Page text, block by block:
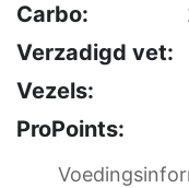
Carbo:
Verzadigd vet:
Vezels:
ProPoints: